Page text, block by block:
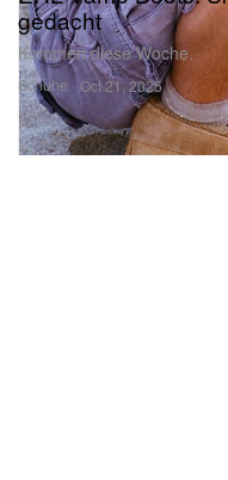
Schuhe
gedacht
Kommen diese Woche.
Oct 21, 2025